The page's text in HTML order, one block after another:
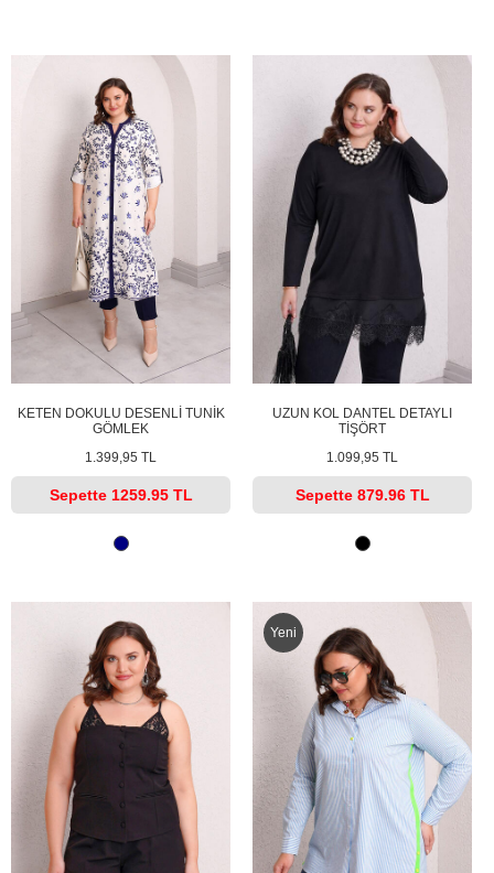
KETEN DOKULU DESENLİ TUNİK
GÖMLEK
1.399,95 TL
Sepette 1259.95 TL
UZUN KOL DANTEL DETAYLI
TİŞÖRT
1.099,95 TL
Sepette 879.96 TL
Yeni